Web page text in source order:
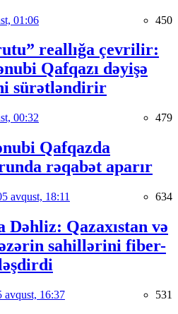
01:06 450
reallığa çevrilir:
Qafqazı dəyişə
sürətləndirir
00:32 479
Qafqazda
rəqabət aparır
avqust, 18:11 634
Dəhliz: Qazaxıstan və
sahillərini fiber-
avqust, 16:37 531